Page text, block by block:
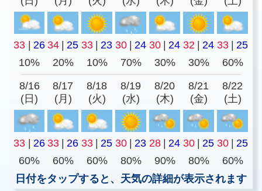
33 26 34 25 33 23 30 24 30 24 32 24 33
25
10%
20% 10% 70% 30% 30% 60%
8/16
(日)
8/17
(月)
8/18
(火)
8/19
(水)
8/20
(木)
8/21
(金)
8/22
(土)
33 26 33 26 33 25 30 23 28 24 30 25 30
25
60%
60% 60% 80% 90% 80%
60%
日付をタップすると、天気の詳細が表示されます